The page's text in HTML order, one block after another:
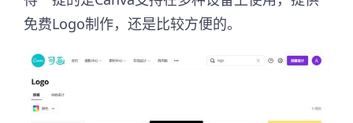
免费Logo制作，还是比较方便的。